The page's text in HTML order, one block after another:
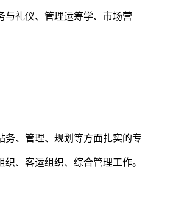
与礼仪、管理运筹学、市场营
务、管理、规划等方面扎实的专
、客运组织、综合管理工作。